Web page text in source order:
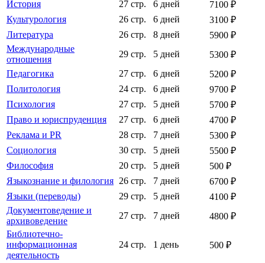
История 27 стр. 6 дней
7100 ₽
Культурология
26 стр. 6 дней
3100 ₽
Литература
26 стр. 8 дней
5900 ₽
Международные
отношения
29 стр. 5 дней
5300 ₽
Педагогика
27 стр. 6 дней
5200 ₽
Политология
24 стр. 6 дней
9700 ₽
Психология
27 стр. 5 дней
5700 ₽
Право и юриспруденция
27 стр. 6 дней
4700 ₽
Реклама и PR
28 стр. 7 дней
5300 ₽
Социология
30 стр. 5 дней
5500 ₽
Философия
20 стр. 5 дней
500 ₽
Языкознание и филология 26 стр. 7 дней
6700 ₽
Языки (переводы)
29 стр. 5 дней
4100 ₽
Документоведение и
архивоведение
27 стр. 7 дней
4800 ₽
Библиотечно-
информационная
деятельность
24 стр. 1 день 500 ₽